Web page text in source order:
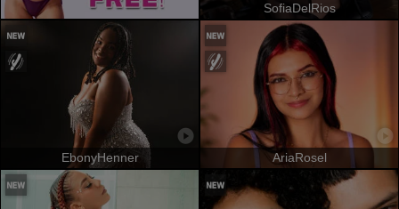
SofiaDelRios
EbonyHenner AriaRosel